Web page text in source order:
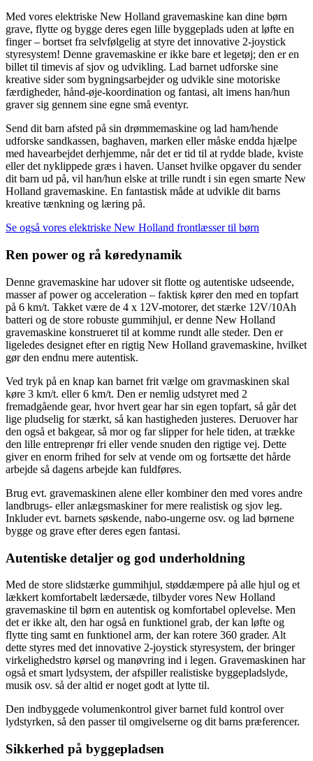
Med vores elektriske New Holland gravemaskine kan dine børn
grave, flytte og bygge deres egen lille byggeplads uden at løfte en
finger – bortset fra selvfølgelig at styre det innovative 2-joystick
styresystem! Denne gravemaskine er ikke bare et legetøj; den er en
billet til timevis af sjov og udvikling. Lad barnet udforske sine
kreative sider som bygningsarbejder og udvikle sine motoriske
færdigheder, hånd-øje-koordination og fantasi, alt imens han/hun
graver sig gennem sine egne små eventyr.
Send dit barn afsted på sin drømmemaskine og lad ham/hende
udforske sandkassen, baghaven, marken eller måske endda hjælpe
med havearbejdet derhjemme, når det er tid til at rydde blade, kviste
eller det nyklippede græs i haven. Uanset hvilke opgaver du sender
dit barn ud på, vil han/hun elske at trille rundt i sin egen smarte New
Holland gravemaskine. En fantastisk måde at udvikle dit barns
kreative tænkning og læring på.
Se også vores elektriske New Holland frontlæsser til børn
Ren power og rå køredynamik
Denne gravemaskine har udover sit flotte og autentiske udseende,
masser af power og acceleration – faktisk kører den med en topfart
på 6 km/t. Takket være de 4 x 12V-motorer, det stærke 12V/10Ah
batteri og de store robuste gummihjul, er denne New Holland
gravemaskine konstrueret til at komme rundt alle steder. Den er
ligeledes designet efter en rigtig New Holland gravemaskine, hvilket
gør den endnu mere autentisk.
Ved tryk på en knap kan barnet frit vælge om gravmaskinen skal
køre 3 km/t. eller 6 km/t. Den er nemlig udstyret med 2
fremadgående gear, hvor hvert gear har sin egen topfart, så går det
lige pludselig for stærkt, så kan hastigheden justeres. Deruover har
den også et bakgear, så mor og far slipper for hele tiden, at trække
den lille entreprenør fri eller vende snuden den rigtige vej. Dette
giver en enorm frihed for selv at vende om og fortsætte det hårde
arbejde så dagens arbejde kan fuldføres.
Brug evt. gravemaskinen alene eller kombiner den med vores andre
landbrugs- eller anlægsmaskiner for mere realistisk og sjov leg.
Inkluder evt. barnets søskende, nabo-ungerne osv. og lad børnene
bygge og grave efter deres egen fantasi.
Autentiske detaljer og god underholdning
Med de store slidstærke gummihjul, støddæmpere på alle hjul og et
lækkert komfortabelt lædersæde, tilbyder vores New Holland
gravemaskine til børn en autentisk og komfortabel oplevelse. Men
det er ikke alt, den har også en funktionel grab, der kan løfte og
flytte ting samt en funktionel arm, der kan rotere 360 grader. Alt
dette styres med det innovative 2-joystick styresystem, der bringer
virkelighedstro kørsel og manøvring ind i legen. Gravemaskinen har
også et smart lydsystem, der afspiller realistiske byggepladslyde,
musik osv. så der altid er noget godt at lytte til.
Den indbyggede volumenkontrol giver barnet fuld kontrol over
lydstyrken, så den passer til omgivelserne og dit barns præferencer.
Sikkerhed på byggepladsen